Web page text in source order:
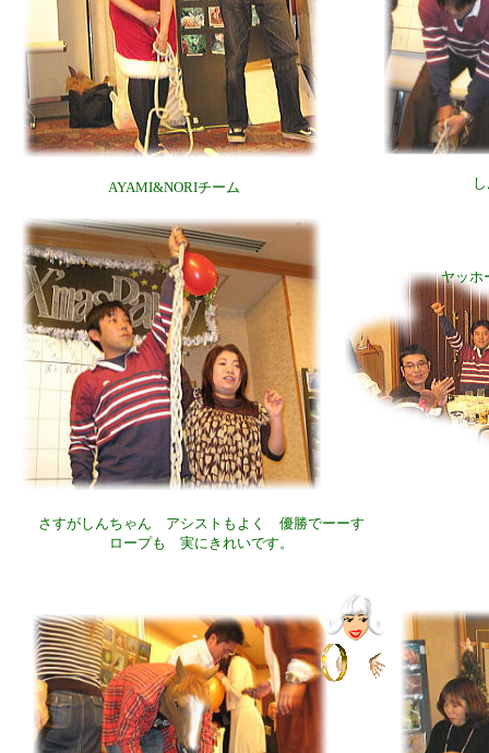
AYAMI&NORIチーム
さすがしんちゃん アシストもよく 優勝でーーす
ロープも 実にきれいです。
ヤッ